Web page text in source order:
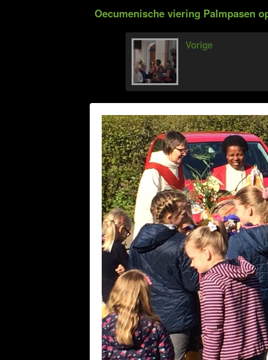
Oecumenische viering Palmpasen
Vorige